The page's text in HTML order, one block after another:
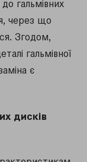
гальмівних
через що
Згодом,
гальмівної
є
дисків